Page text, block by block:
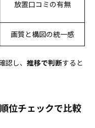
放置口コミの有無
画質と構図の統一感
し、 推移で判断すると
位チェックで比較